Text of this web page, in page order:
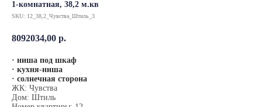
1-комнатная, 38,2 м.кв
SKU: 12_38,2_Чувства_Штиль_3
8092034,00 р.
· ниша под шкаф
· кухня-ниша
· солнечная сторона
ЖК: Чувства
Дом: Штиль